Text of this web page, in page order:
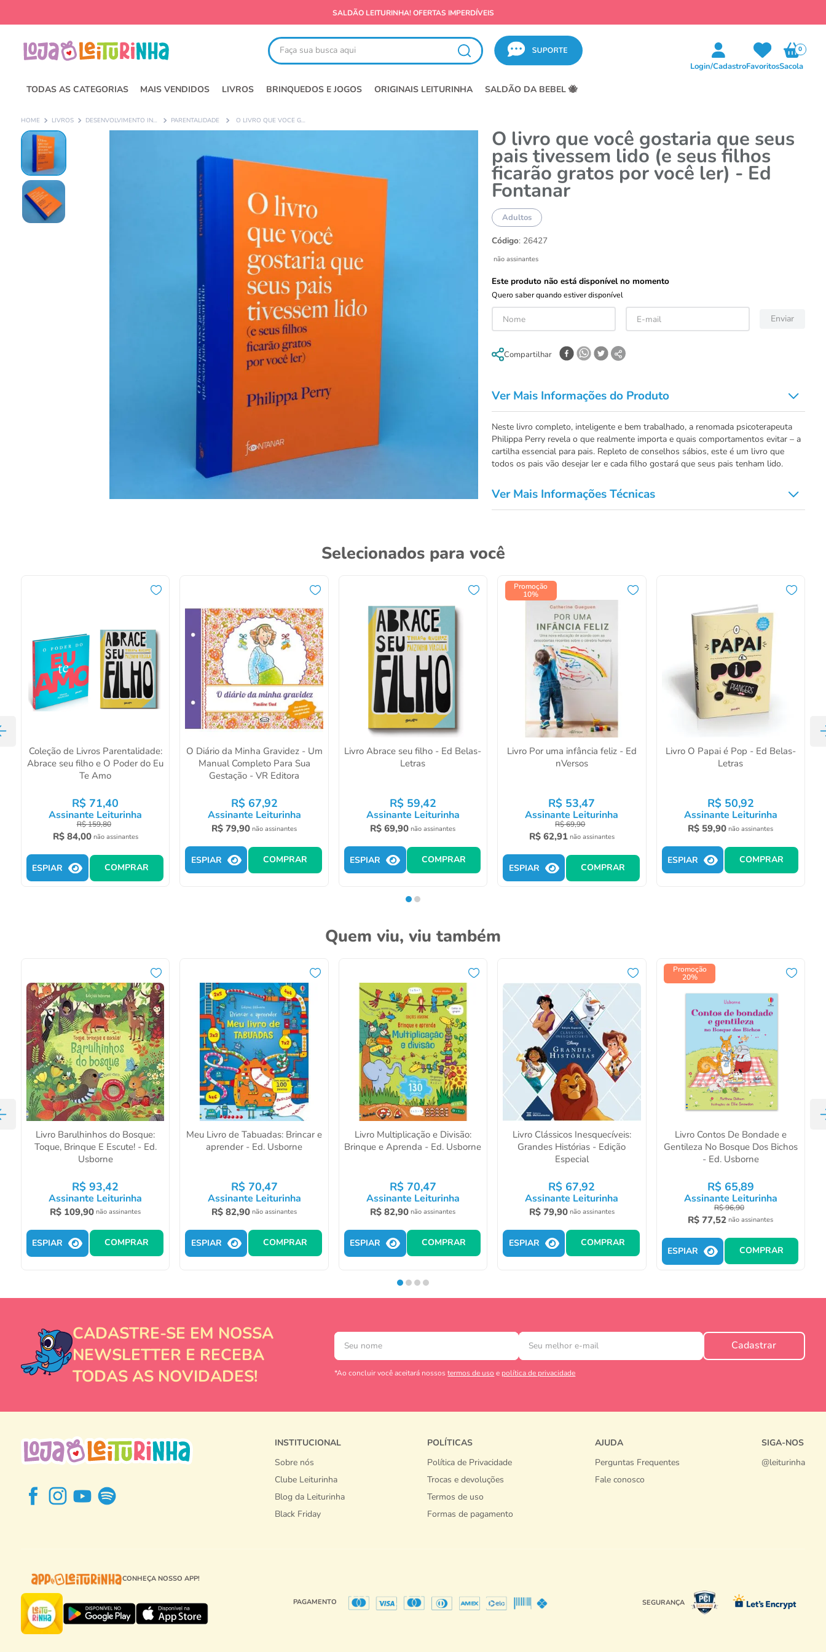
SALDÃO LEITURINHA! OFERTAS IMPERDÍVEIS
Faça sua busca aqui
Login/CadastroFavoritos
0
Sacola
TODAS AS CATEGORIAS MAIS VENDIDOS LIVROS BRINQUEDOS E JOGOS ORIGINAIS LEITURINHA SALDÃO DA BEBEL 🐝
LIVROS DESENVOLVIMENTO INFANTIL PARENTALIDADE O LIVRO QUE VOCÊ GOSTARIA QUE SEUS PAIS TIVESSEM LIDO (E SEUS FILHOS FICARÃO GRATOS POR VOCÊ LER) - ED FONTANAR
O livro que você gostaria que seus
pais tivessem lido (e seus filhos
ficarão gratos por você ler) - Ed
Fontanar
Adultos
Código: 26427
não assinantes
Este produto não está disponível no momento
Quero saber quando estiver disponível
Enviar
Compartilhar
Ver Mais Informações do Produto
Neste livro completo, inteligente e bem trabalhado, a renomada psicoterapeuta
Philippa Perry revela o que realmente importa e quais comportamentos evitar – a
cartilha essencial para pais. Repleto de conselhos sábios, este é um livro que
todos os pais vão desejar ler e cada filho gostará que seus pais tenham lido.
Ver Mais Informações Técnicas
Selecionados para você
Coleção de Livros Parentalidade:
Abrace seu filho e O Poder do Eu
Te Amo
R$ 71,40
Assinante Leiturinha
R$159,80
R$ 84,00 não assinantes
ESPIAR COMPRAR
O Diário da Minha Gravidez - Um
Manual Completo Para Sua
Gestação - VR Editora
R$ 67,92
Assinante Leiturinha
R$ 79,90 não assinantes
ESPIAR COMPRAR
Livro Abrace seu filho - Ed Belas-
Letras
R$ 59,42
Assinante Leiturinha
R$ 69,90 não assinantes
ESPIAR COMPRAR
Promoção
10%
Livro Por uma infância feliz - Ed
nVersos
R$ 53,47
Assinante Leiturinha
R$69,90
R$ 62,91 não assinantes
ESPIAR COMPRAR
Livro O Papai é Pop - Ed Belas-
Letras
R$ 50,92
Assinante Leiturinha
R$ 59,90 não assinantes
ESPIAR COMPRAR
Quem viu, viu também
Livro Barulhinhos do Bosque:
Toque, Brinque E Escute! - Ed.
Usborne
R$ 93,42
Assinante Leiturinha
R$ 109,90 não assinantes
ESPIAR COMPRAR
Meu Livro de Tabuadas: Brincar e
aprender - Ed. Usborne
R$ 70,47
Assinante Leiturinha
R$ 82,90 não assinantes
ESPIAR COMPRAR
Livro Multiplicação e Divisão:
Brinque e Aprenda - Ed. Usborne
R$ 70,47
Assinante Leiturinha
R$ 82,90 não assinantes
ESPIAR COMPRAR
Livro Clássicos Inesquecíveis:
Grandes Histórias - Edição
Especial
R$ 67,92
Assinante Leiturinha
R$ 79,90 não assinantes
ESPIAR COMPRAR
Promoção
20%
Livro Contos De Bondade e
Gentileza No Bosque Dos Bichos
- Ed. Usborne
R$ 65,89
Assinante Leiturinha
R$96,90
R$ 77,52 não assinantes
ESPIAR COMPRAR
CADASTRE-SE EM NOSSA
NEWSLETTER E RECEBA
TODAS AS NOVIDADES!
Cadastrar
*Ao concluir você aceitará nossostermos de uso e política de privacidade
INSTITUCIONAL
Sobre nós
Clube Leiturinha
Blog da Leiturinha
Black Friday
POLÍTICAS
Política de Privacidade
Trocas e devoluções
Termos de uso
Formas de pagamento
AJUDA
Perguntas Frequentes
Fale conosco
SIGA-NOS
@leiturinha
CONHEÇA NOSSO APP!
PAGAMENTO SEGURANÇA